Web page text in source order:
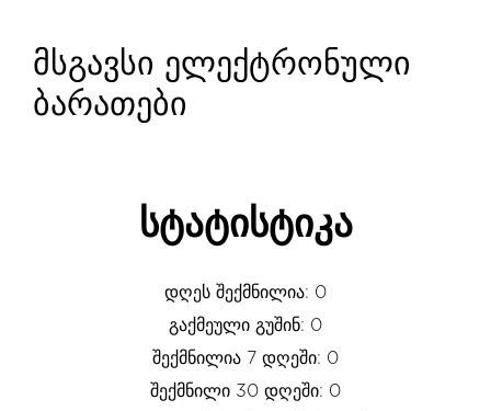
მსგავსი ელექტრონული
ბარათები
სტატისტიკა
დღეს შექმნილია: 0
გაქმეული გუშინ: 0
შექმნილია 7 დღეში: 0
შექმნილი 30 დღეში: 0